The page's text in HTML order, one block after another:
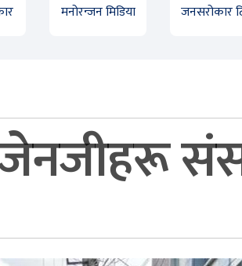
मनोरन्जन मिडिया जनसरोकार
जेनजीहरू